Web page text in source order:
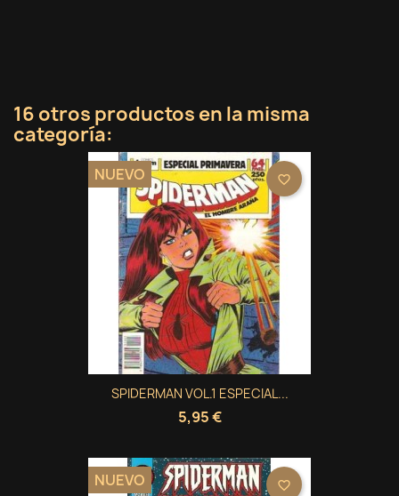
16 otros productos en la misma
categoría:
SPIDERMAN VOL.1 ESPECIAL...
5,95 €
NUEVO favorite_border
NUEVO favorite_border